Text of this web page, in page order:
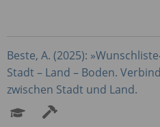
Beste, A. (2025):
Stadt – Land – Boden.
zwischen Stadt und Land.